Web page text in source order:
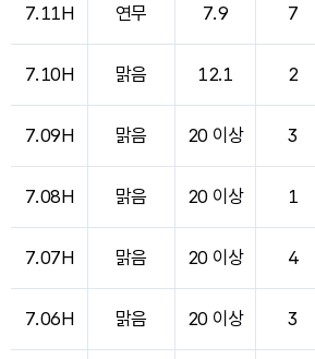
7.11H 연무 7.9 7
7.10H 맑음 12.1 2
7.09H 맑음 20 이상 3
7.08H 맑음 20 이상 1
7.07H 맑음 20 이상 4
7.06H 맑음 20 이상 3